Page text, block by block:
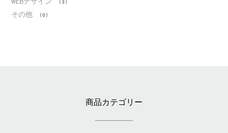
(3)
その他 (0)
商品カテゴリー